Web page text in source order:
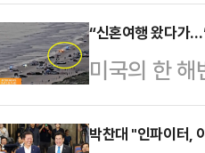
자를 검증하
다.안 의원은
는 6년 9개
세값 또한
념회) 평균
대한 의혹이
렸다고 생각
인사청문회
“신혼여행 왔다가
미국의 한
고가 발생했
리다 중부 뉴
박찬대 "인파이터,